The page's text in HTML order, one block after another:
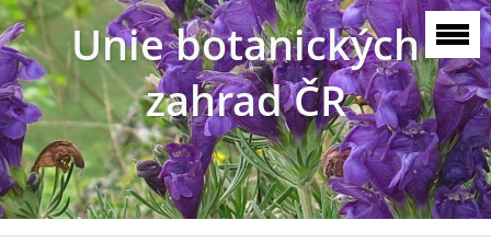
Unie botanických
zahrad ČR